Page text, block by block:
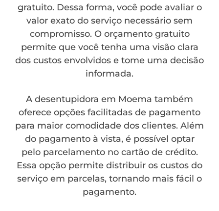
gratuito. Dessa forma, você pode avaliar o
valor exato do serviço necessário sem
compromisso. O orçamento gratuito
permite que você tenha uma visão clara
dos custos envolvidos e tome uma decisão
informada.
A desentupidora em Moema também
oferece opções facilitadas de pagamento
para maior comodidade dos clientes. Além
do pagamento à vista, é possível optar
pelo parcelamento no cartão de crédito.
Essa opção permite distribuir os custos do
serviço em parcelas, tornando mais fácil o
pagamento.